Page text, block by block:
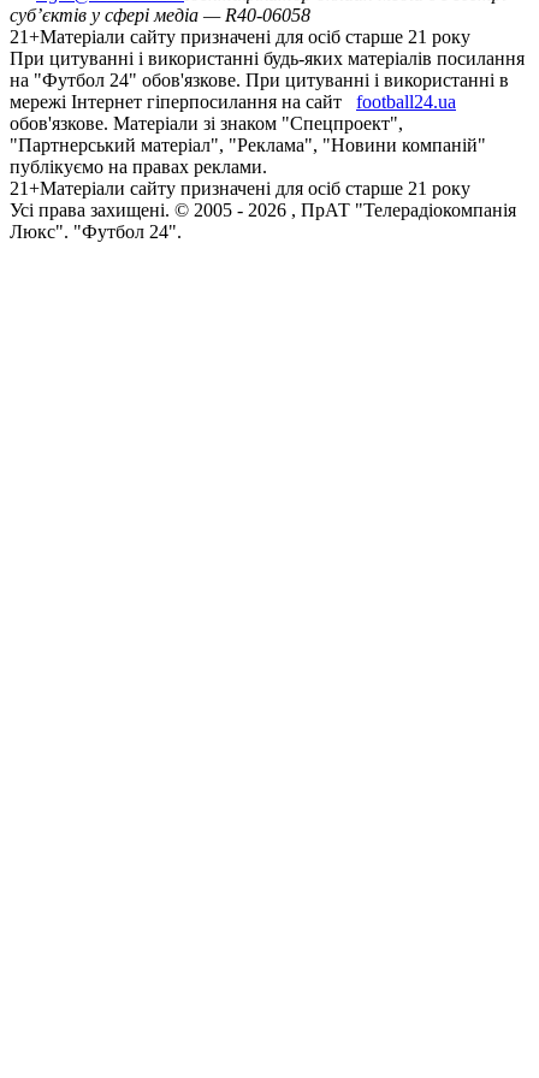
суб’єктів у сфері медіа — R40-06058
21+Матеріали сайту призначені для осіб старше 21 року
При цитуванні і використанні будь-яких матеріалів посилання
на "Футбол 24" обов'язкове. При цитуванні і використанні в
мережі Інтернет гіперпосилання на сайт
football24.ua
обов'язкове. Матеріали зі знаком "Спецпроект",
"Партнерський матеріал", "Реклама", "Новини компаній"
публікуємо на правах реклами.
21+Матеріали сайту призначені для осіб старше 21 року
Усi права захищенi. © 2005 - 2026 , ПрАТ "Телерадіокомпанія
Люкс". "Футбол 24".